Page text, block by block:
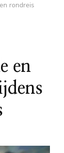
rondreis
en